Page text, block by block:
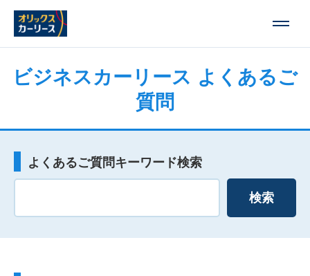
ビジネスカーリース よくあるご
質問
よくあるご質問キーワード検索
検索